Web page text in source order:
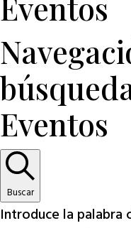
Eventos
Buscar
Introduce la palabra